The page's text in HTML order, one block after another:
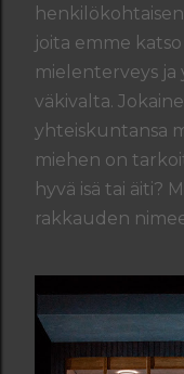
joita emme
mielenterveys
väkivalta.
yhteiskuntansa
miehen on
hyvä isä tai äiti?
rakkauden